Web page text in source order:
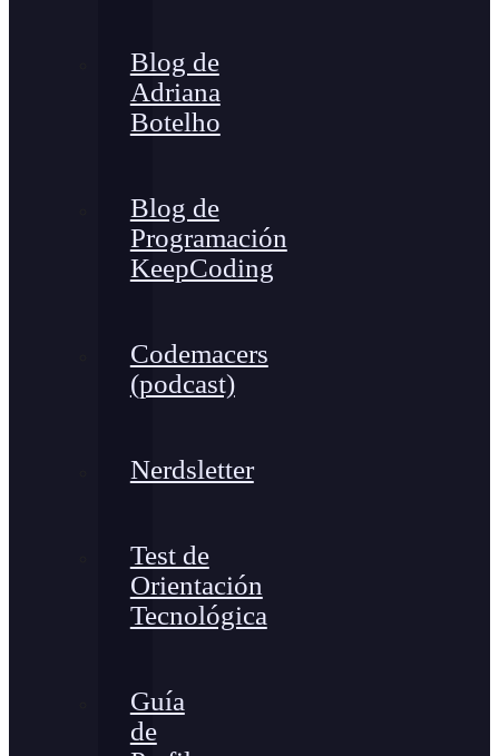
Blog de
Adriana
Botelho
Blog de
Programación
KeepCoding
Codemacers
(podcast)
Nerdsletter
Test de
Orientación
Tecnológica
Guía
de